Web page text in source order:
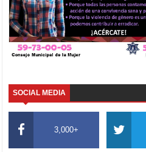
SOCIAL MEDIA
3,000+